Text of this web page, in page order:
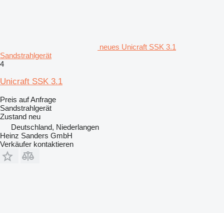
neues Unicraft SSK 3.1
Sandstrahlgerät
4
Unicraft SSK 3.1
Preis auf Anfrage
Sandstrahlgerät
Zustand neu
Deutschland, Niederlangen
Heinz Sanders GmbH
Verkäufer kontaktieren